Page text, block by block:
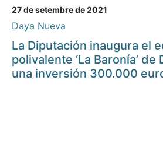
27 de setembre de 2021
Daya Nueva
La Diputación inaugura el
polivalente ‘La Baronía’ de
una inversión 300.000